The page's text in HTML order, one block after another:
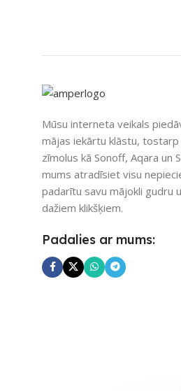
Mūsu interneta veikals
mājas iekārtu klāstu, tostarp
zīmolus kā Sonoff, Aqara un
mums atradīsiet visu
padarītu savu mājokli gudru
dažiem klikšķiem.
Padalies ar mums: